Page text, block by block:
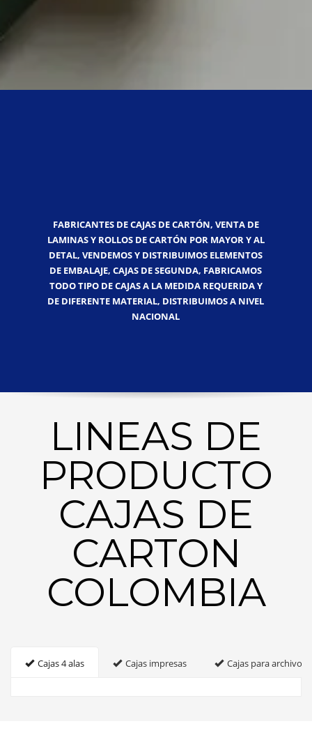
FABRICANTES DE CAJAS DE CARTÓN, VENTA DE
LAMINAS Y ROLLOS DE CARTÓN POR MAYOR Y AL
DETAL, VENDEMOS Y DISTRIBUIMOS ELEMENTOS
DE EMBALAJE, CAJAS DE SEGUNDA, FABRICAMOS
TODO TIPO DE CAJAS A LA MEDIDA REQUERIDA Y
DE DIFERENTE MATERIAL, DISTRIBUIMOS A NIVEL
NACIONAL
LINEAS DE
PRODUCTO
CAJAS DE
CARTON
COLOMBIA
Cajas 4 alas Cajas impresas Cajas para archivo